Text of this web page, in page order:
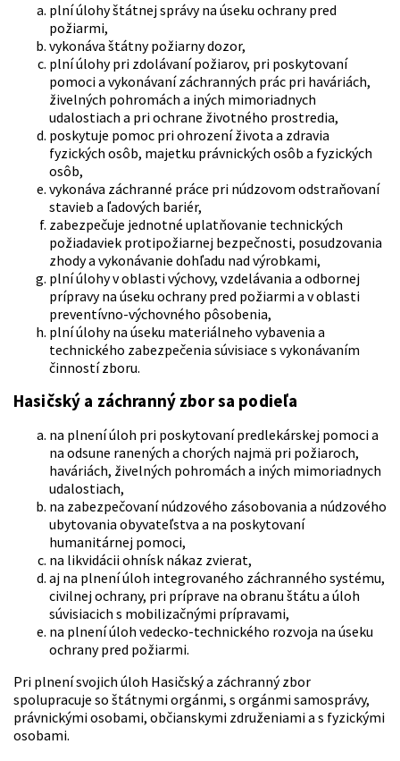
plní úlohy štátnej správy na úseku ochrany pred
požiarmi,
vykonáva štátny požiarny dozor,
plní úlohy pri zdolávaní požiarov, pri poskytovaní
pomoci a vykonávaní záchranných prác pri haváriách,
živelných pohromách a iných mimoriadnych
udalostiach a pri ochrane životného prostredia,
poskytuje pomoc pri ohrození života a zdravia
fyzických osôb, majetku právnických osôb a fyzických
osôb,
vykonáva záchranné práce pri núdzovom odstraňovaní
stavieb a ľadových bariér,
zabezpečuje jednotné uplatňovanie technických
požiadaviek protipožiarnej bezpečnosti, posudzovania
zhody a vykonávanie dohľadu nad výrobkami,
plní úlohy v oblasti výchovy, vzdelávania a odbornej
prípravy na úseku ochrany pred požiarmi a v oblasti
preventívno-výchovného pôsobenia,
plní úlohy na úseku materiálneho vybavenia a
technického zabezpečenia súvisiace s vykonávaním
činností zboru.
Hasičský a záchranný zbor sa podieľa
na plnení úloh pri poskytovaní predlekárskej pomoci a
na odsune ranených a chorých najmä pri požiaroch,
haváriách, živelných pohromách a iných mimoriadnych
udalostiach,
na zabezpečovaní núdzového zásobovania a núdzového
ubytovania obyvateľstva a na poskytovaní
humanitárnej pomoci,
na likvidácii ohnísk nákaz zvierat,
aj na plnení úloh integrovaného záchranného systému,
civilnej ochrany, pri príprave na obranu štátu a úloh
súvisiacich s mobilizačnými prípravami,
na plnení úloh vedecko-technického rozvoja na úseku
ochrany pred požiarmi.
Pri plnení svojich úloh Hasičský a záchranný zbor
spolupracuje so štátnymi orgánmi, s orgánmi samosprávy,
právnickými osobami, občianskymi združeniami a s fyzickými
osobami.